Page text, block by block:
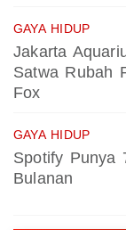
GAYA HIDUP
Jakarta
Satwa Rubah
Fox
GAYA HIDUP
Spotify Punya
Bulanan